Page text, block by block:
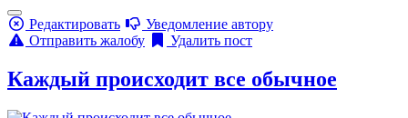
Редактировать
Уведомление автору
Отправить жалобу
Удалить пост
Каждый происходит все обычное